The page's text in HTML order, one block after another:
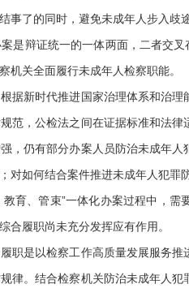
事了的同时，避免未成年人步入歧途
辩证统一的一体两面，二者交叉
机关全面履行未成年人检察职能。
新时代推进国家治理体系和治理
范，公检法之间在证据标准和法
，仍有部分办案人员防治未成年
如何结合案件推进未成年人犯罪
、管束”一体化办案过程中，需
合履职尚未充分发挥应有作用。
是以检察工作高质量发展服务推
律。结合检察机关防治未成年人